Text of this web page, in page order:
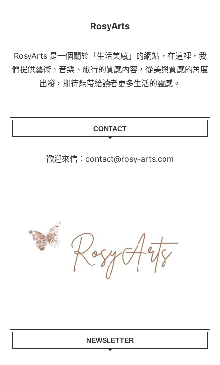
RosyArts
RosyArts 是一個關於「生活美感」的網站，在這裡，我
們提供藝術、音樂、旅行的質感內容，從美與質感的角度
出發，期待能帶給讀者更多生活的靈感。
CONTACT
歡迎來信：contact@rosy-arts.com
NEWSLETTER